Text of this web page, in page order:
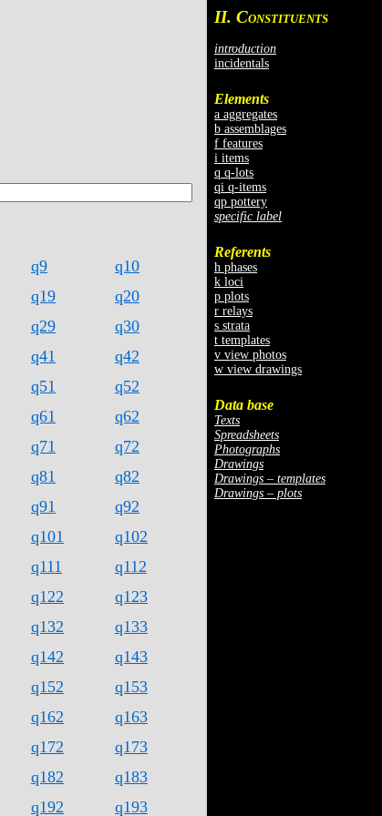
II. CONSTITUENTS
introduction
incidentals
Elements
a aggregates
b assemblages
f features
i items
q q-lots
qi q-items
qp pottery
specific label
Referents
h phases
k loci
p plots
r relays
s strata
t templates
v view photos
w view drawings
Data base
Texts
Spreadsheets
Photographs
Drawings
Drawings – templates
Drawings – plots
q9
q10
q19
q20
q29
q30
q41
q42
q51
q52
q61
q62
q71
q72
q81
q82
q91
q92
q101
q102
q111
q112
q122
q123
q132
q133
q142
q143
q152
q153
q162
q163
q172
q173
q182
q183
q192 q193